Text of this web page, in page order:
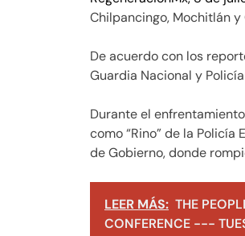
Chilpancingo, Mochitlán
De acuerdo con los
Guardia Nacional y
Durante el
como “Rino” de la
de Gobierno, donde
LEER MÁS: THE
CONFERENCE ---